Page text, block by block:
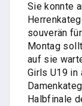
Sie konnte
souverän
Montag
auf sie
Girls U19 in
Halbfinale